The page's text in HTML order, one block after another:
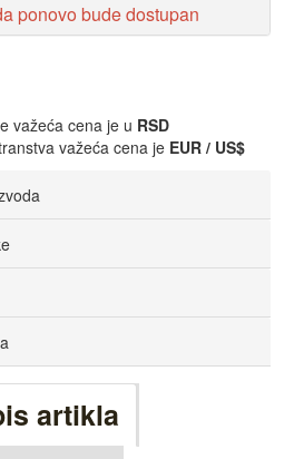
ponovo bude dostupan
važeća cena je u RSD
važeća cena je EUR / US$
artikla